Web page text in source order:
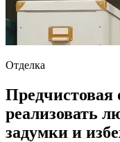
Отделка
Предчистовая
реализовать
задумки и